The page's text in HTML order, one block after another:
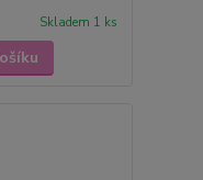
Skladem 1 ks